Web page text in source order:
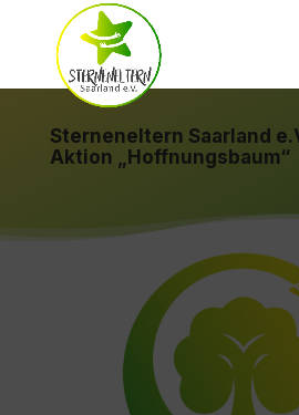
Sterneneltern Saarland
Aktion „Hoffnungsbaum“